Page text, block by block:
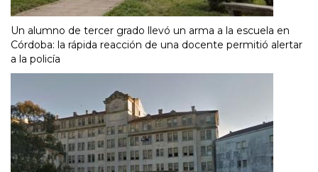
Un alumno de tercer grado llevó un arma a la escuela en
Córdoba: la rápida reacción de una docente permitió alertar
a la policía